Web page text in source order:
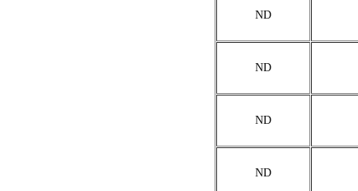
ND
ND
ND
ND